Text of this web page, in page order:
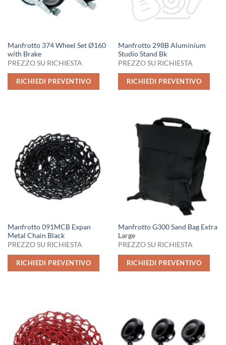
Manfrotto 374 Wheel Set Ø160
with Brake
PREZZO SU RICHIESTA
RICHIEDI PREVENTIVO
Manfrotto 298B Aluminium
Studio Stand Bk
PREZZO SU RICHIESTA
RICHIEDI PREVENTIVO
Manfrotto 091MCB Expan
Metal Chain Black
PREZZO SU RICHIESTA
RICHIEDI PREVENTIVO
Manfrotto G300 Sand Bag Extra
Large
PREZZO SU RICHIESTA
RICHIEDI PREVENTIVO